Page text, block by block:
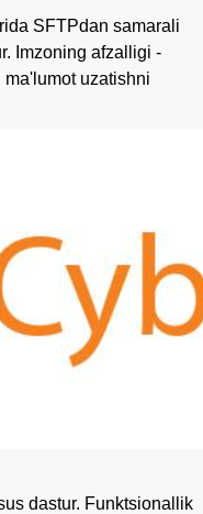
SFTPdan samarali
Imzoning afzalligi -
uzatishni
dastur. Funktsionallik